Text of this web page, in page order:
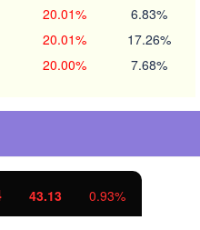
20.01% 6.83%
20.01% 17.26%
20.00% 7.68%
11.37 1.01%